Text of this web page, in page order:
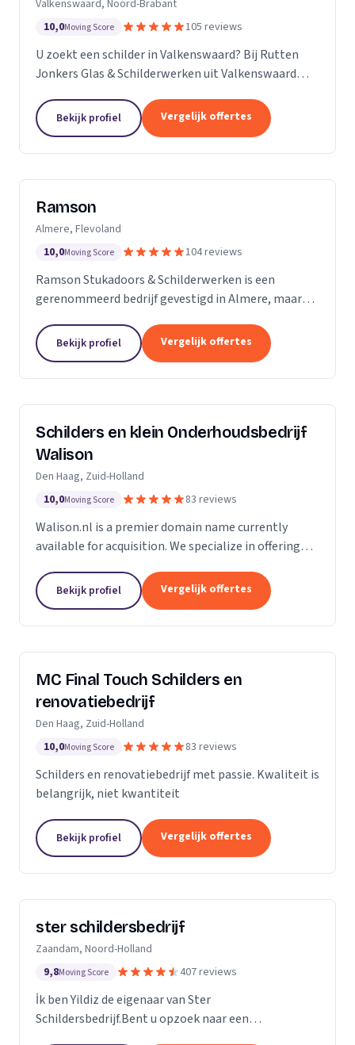
Valkenswaard, Noord-Brabant
10,0Moving Score 105 reviews
U zoekt een schilder in Valkenswaard? Bij Rutten
Jonkers Glas & Schilderwerken uit Valkenswaard
Bekijk profiel Vergelijk offertes
Ramson
Almere, Flevoland
10,0Moving Score 104 reviews
Ramson Stukadoors & Schilderwerken is een
gerenommeerd bedrijf gevestigd in Almere, maar
Of u nu in Amsterdam, Harderwijk, Amersfoort of
elders...
Bekijk profiel Vergelijk offertes
Schilders en klein Onderhoudsbedrijf
Walison
Den Haag, Zuid-Holland
10,0Moving Score 83 reviews
Walison.nl is a premier domain name currently
available for acquisition. We specialize in offering
to significantly enhance your digital presence. Our...
Bekijk profiel Vergelijk offertes
MC Final Touch Schilders en
renovatiebedrijf
Den Haag, Zuid-Holland
10,0Moving Score 83 reviews
Schilders en renovatiebedrijf met passie. Kwaliteit is
belangrijk, niet kwantiteit
Bekijk profiel Vergelijk offertes
ster schildersbedrijf
Zaandam, Noord-Holland
9,8Moving Score 407 reviews
İk ben Yildiz de eigenaar van Ster
Schildersbedrijf.Bent u opzoek naar een